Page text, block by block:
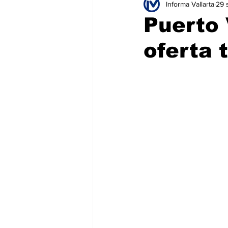
Educación Seguridad
Bienes y Raíces
Puerto
oferta
Informa Vallarta 29